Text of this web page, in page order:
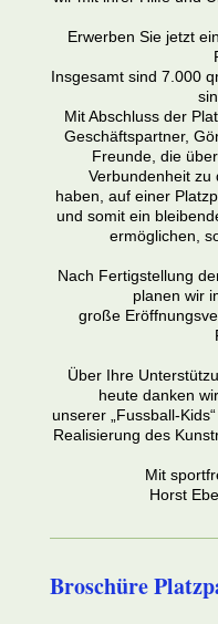
Erwerben Sie jetzt
Insgesamt sind 7.000
Mit Abschluss der
Geschäftspartner,
Freunde, die
Verbundenheit zu
haben, auf einer
und somit ein
ermöglichen,
Nach Fertigstellung
planen wir
große
Über Ihre
heute danken
unserer „Fussball-
Realisierung des
Mit
Horst
Broschüre